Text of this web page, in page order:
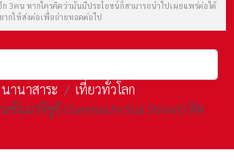
3 คน หากใครคิดว่ามันมีประโยชน์ก็สามารถนำไปเผยแพร่ต่อได้
ากให้ส่งต่อเพื่อถ่ายทอดต่อไป
นานาสาระ
เที่ยวทั่วโลก
นมาจิซูจิ (Sanmachi-Suji Street) ลิต